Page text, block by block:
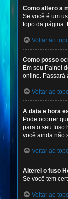
Como altero a
Se você é um
topo da página.
Voltar ao topo
Como posso
Em seu Painel
online. Passará
Voltar ao topo
A data e hora
Pode ocorrer
para o seu fuso
você ainda não
Voltar ao topo
Alterei o fuso
Se você tem
Voltar ao topo